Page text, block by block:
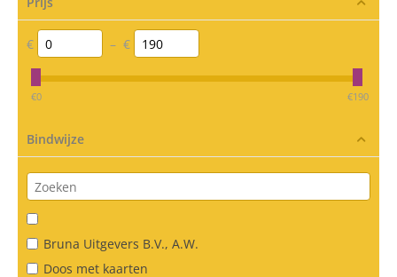
€ – €
‎€0 ‎€190
Bindwijze
Bruna Uitgevers B.V., A.W.
Doos met kaarten